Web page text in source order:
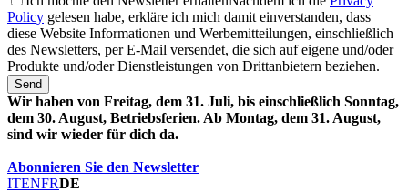
Policy gelesen habe, erkläre ich mich damit einverstanden, dass
diese Website Informationen und Werbemitteilungen, einschließlich
des Newsletters, per E-Mail versendet, die sich auf eigene und/oder
Produkte und/oder Dienstleistungen von Drittanbietern beziehen.
Send
Wir haben von Freitag, dem 31. Juli, bis einschließlich Sonntag,
dem 30. August, Betriebsferien. Ab Montag, dem 31. August,
sind wir wieder für dich da.
Abonnieren Sie den Newsletter
ITENFRDE